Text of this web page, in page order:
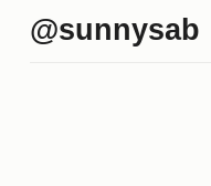
@sunnysab